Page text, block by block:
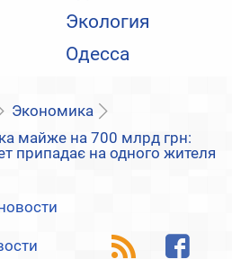
Экология
Одесса
Экономика
майже на 700 млрд грн:
припадає на одного жителя